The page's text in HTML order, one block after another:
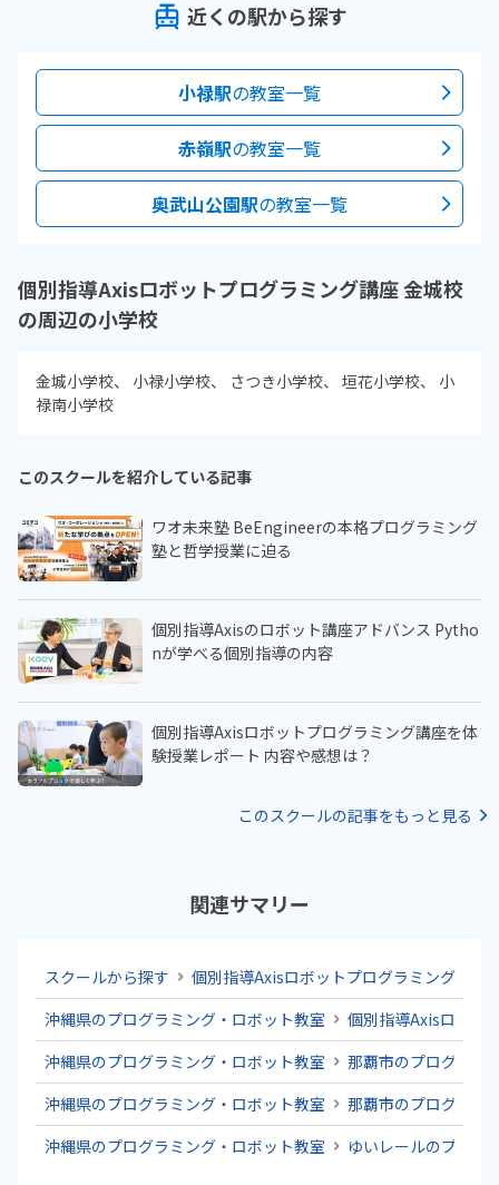
近くの駅から探す
小禄駅の教室一覧
赤嶺駅の教室一覧
奥武山公園駅の教室一覧
個別指導Axisロボットプログラミング講座 金城校
の周辺の小学校
金城小学校 小禄小学校 さつき小学校 垣花小学校
小
禄南小学校
このスクールを紹介している記事
ワオ未来塾 BeEngineerの本格プログラミング
塾と哲学授業に迫る
個別指導Axisのロボット講座アドバンス Pytho
nが学べる個別指導の内容
個別指導Axisロボットプログラミング講座を体
験授業レポート 内容や感想は？
このスクールの記事をもっと見る
関連サマリー
スクールから探す
個別指導Axisロボットプログラミング講座
沖縄県のプログラミング・ロボット教室
個別指導Axisロボッ
沖縄県のプログラミング・ロボット教室
那覇市のプログラミ
沖縄県のプログラミング・ロボット教室
那覇市のプログラミ
沖縄県のプログラミング・ロボット教室
ゆいレールのプログ